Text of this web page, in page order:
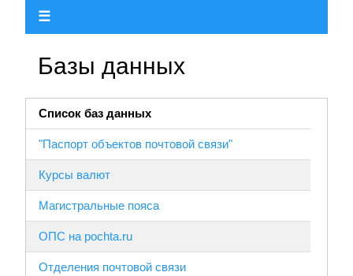
☰
Базы данных
Список баз данных
"Паспорт объектов почтовой связи"
Курсы валют
Магистральные пояса
ОПС на pochta.ru
Отделения почтовой связи